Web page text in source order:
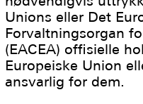
Unions eller Det
Forvaltningsorgan
(EACEA) offisielle
Europeiske Union
ansvarlig for dem.